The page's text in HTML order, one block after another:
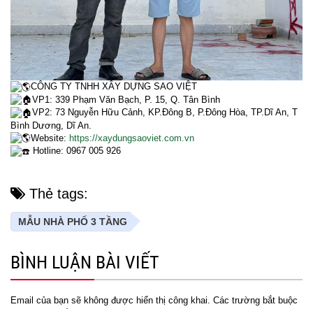
CÔNG TY TNHH XÂY DỰNG SAO VIỆT
VP1: 339 Phạm Văn Bạch, P. 15, Q. Tân Bình
VP2: 73 Nguyễn Hữu Cảnh, KP.Đông B, P.Đông Hòa, TP.Dĩ An, T
Bình Dương, Dĩ An.
Website: https://xaydungsaoviet.com.vn
Hotline: 0967 005 926
Thẻ tags:
MẪU NHÀ PHỐ 3 TẦNG
BÌNH LUẬN BÀI VIẾT
Email của bạn sẽ không được hiển thị công khai. Các trường bắt buộc